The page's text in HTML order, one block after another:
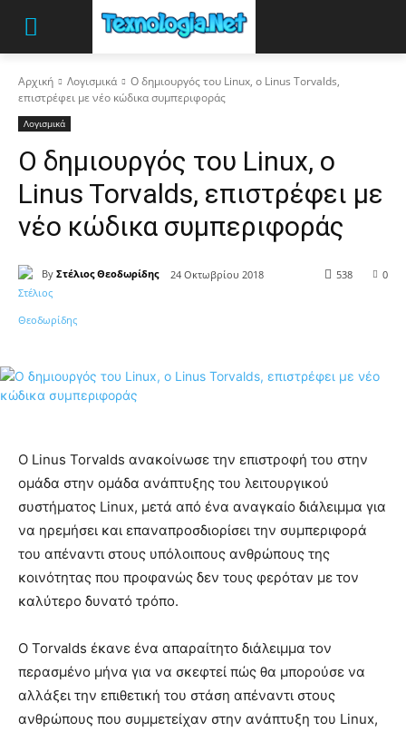
Αρχική Λογισμικά
Ο δημιουργός του Linux, o Linus Torvalds,
επιστρέφει με νέο κώδικα συμπεριφοράς
Λογισμικά
Ο δημιουργός του Linux, o
Linus Torvalds, επιστρέφει με
νέο κώδικα συμπεριφοράς
By Στέλιος Θεοδωρίδης 24 Οκτωβρίου 2018 0
538
Ο Linus Torvalds ανακοίνωσε την επιστροφή του στην
ομάδα στην ομάδα ανάπτυξης του λειτουργικού
συστήματος Linux, μετά από ένα αναγκαίο διάλειμμα για
να ηρεμήσει και επαναπροσδιορίσει την συμπεριφορά
του απέναντι στους υπόλοιπους ανθρώπους της
κοινότητας που προφανώς δεν τους φερόταν με τον
καλύτερο δυνατό τρόπο.
Ο Torvalds έκανε ένα απαραίτητο διάλειμμα τον
περασμένο μήνα για να σκεφτεί πώς θα μπορούσε να
αλλάξει την επιθετική του στάση απέναντι στους
ανθρώπους που συμμετείχαν στην ανάπτυξη του Linux,